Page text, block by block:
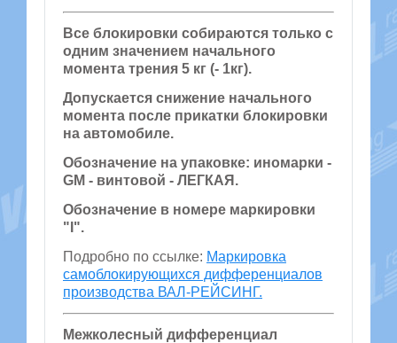
Все блокировки собираются только с
одним значением начального
момента трения 5 кг (- 1кг).
Допускается снижение начального
момента после прикатки блокировки
на автомобиле.
Обозначение на упаковке: иномарки -
GM - винтовой - ЛЕГКАЯ.
Обозначение в номере маркировки
"I".
Подробно по ссылке: Маркировка
самоблокирующихся дифференциалов
производства ВАЛ-РЕЙСИНГ.
Межколесный дифференциал